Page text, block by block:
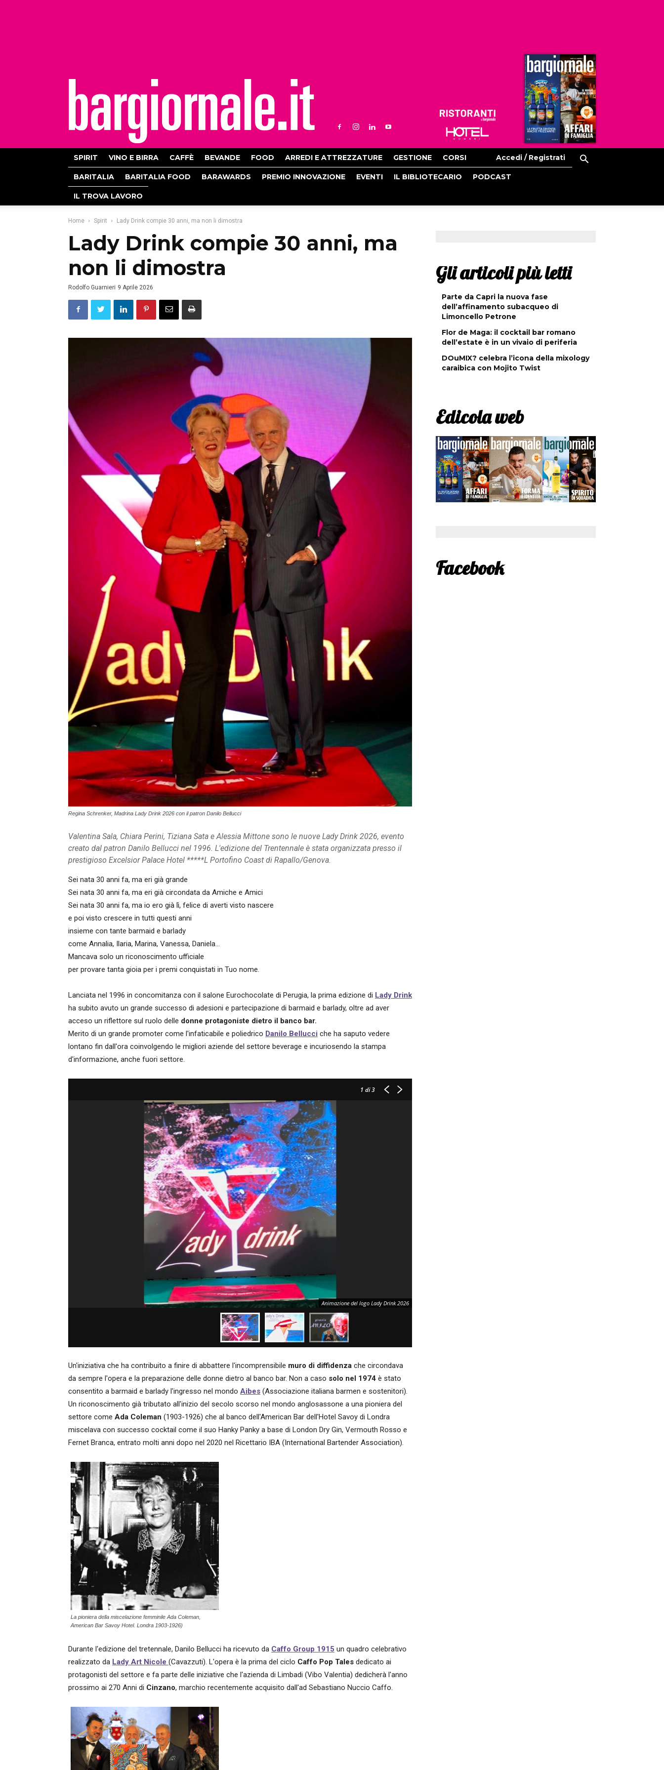
Ristoranti
Hoteldomani
SPIRIT VINO E BIRRA CAFFÈ BEVANDE FOOD ARREDI E ATTREZZATURE GESTIONE CORSI Accedi / Registrati
BARITALIA BARITALIA FOOD BARAWARDS PREMIO INNOVAZIONE EVENTI IL BIBLIOTECARIO PODCAST
IL TROVA LAVORO
Home Spirit Lady Drink compie 30 anni, ma non li dimostra
Lady Drink compie 30 anni, ma
non li dimostra
Rodolfo Guarnieri 9 Aprile 2026
Regina Schrenker, Madrina Lady Drink 2026 con il patron Danilo Bellucci
Valentina Sala, Chiara Perini, Tiziana Sata e Alessia Mittone sono le nuove Lady Drink 2026, evento
creato dal patron Danilo Bellucci nel 1996. L'edizione del Trentennale è stata organizzata presso il
prestigioso Excelsior Palace Hotel *****L Portofino Coast di Rapallo/Genova.
Sei nata 30 anni fa, ma eri già grande
Sei nata 30 anni fa, ma eri già circondata da Amiche e Amici
Sei nata 30 anni fa, ma io ero già lì, felice di averti visto nascere
e poi visto crescere in tutti questi anni
insieme con tante barmaid e barlady
come Annalia, Ilaria, Marina, Vanessa, Daniela...
Mancava solo un riconoscimento ufficiale
per provare tanta gioia per i premi conquistati in Tuo nome.
Lanciata nel 1996 in concomitanza con il salone Eurochocolate di Perugia, la prima edizione di Lady Drink
ha subito avuto un grande successo di adesioni e partecipazione di barmaid e barlady, oltre ad aver
acceso un riflettore sul ruolo delle donne protagoniste dietro il banco bar.
Merito di un grande promoter come l'infaticabile e poliedrico Danilo Bellucci che ha saputo vedere
lontano fin dall'ora coinvolgendo le migliori aziende del settore beverage e incuriosendo la stampa
d'informazione, anche fuori settore.
1 di 3
Animazione del logo Lady Drink 2026
Un'iniziativa che ha contribuito a finire di abbattere l'incomprensibile muro di diffidenza che circondava
da sempre l'opera e la preparazione delle donne dietro al banco bar. Non a caso solo nel 1974 è stato
consentito a barmaid e barlady l'ingresso nel mondo Aibes (Associazione italiana barmen e sostenitori).
Un riconoscimento già tributato all'inizio del secolo scorso nel mondo anglosassone a una pioniera del
settore come Ada Coleman (1903-1926) che al banco dell'American Bar dell'Hotel Savoy di Londra
miscelava con successo cocktail come il suo Hanky Panky a base di London Dry Gin, Vermouth Rosso e
Fernet Branca, entrato molti anni dopo nel 2020 nel Ricettario IBA (International Bartender Association).
La pioniera della miscelazione femminile Ada Coleman,
American Bar Savoy Hotel. Londra 1903-1926)
Durante l'edizione del tretennale, Danilo Bellucci ha ricevuto da Caffo Group 1915 un quadro celebrativo
realizzato da Lady Art Nicole (Cavazzuti). L'opera è la prima del ciclo Caffo Pop Tales dedicato ai
protagonisti del settore e fa parte delle iniziative che l'azienda di Limbadi (Vibo Valentia) dedicherà l'anno
prossimo ai 270 Anni di Cinzano, marchio recentemente acquisito dall'ad Sebastiano Nuccio Caffo.
Gli articoli più letti
Parte da Capri la nuova fase
dell’affinamento subacqueo di
Limoncello Petrone
Flor de Maga: il cocktail bar romano
dell’estate è in un vivaio di periferia
DOuMIX? celebra l’icona della mixology
caraibica con Mojito Twist
Edicola web
Facebook